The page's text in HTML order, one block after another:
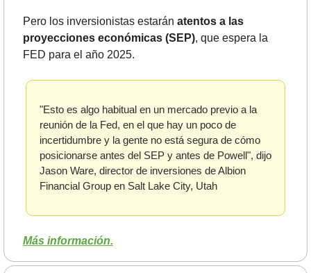
Pero los inversionistas estarán atentos a las
proyecciones económicas (SEP), que espera la
FED para el año 2025.
"Esto es algo habitual en un mercado previo a la
reunión de la Fed, en el que hay un poco de
incertidumbre y la gente no está segura de cómo
posicionarse antes del SEP y antes de Powell", dijo
Jason Ware, director de inversiones de Albion
Financial Group en Salt Lake City, Utah
Más información.